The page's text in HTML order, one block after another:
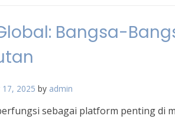
Bangsa-
2025 by admin
sebagai platform penting di